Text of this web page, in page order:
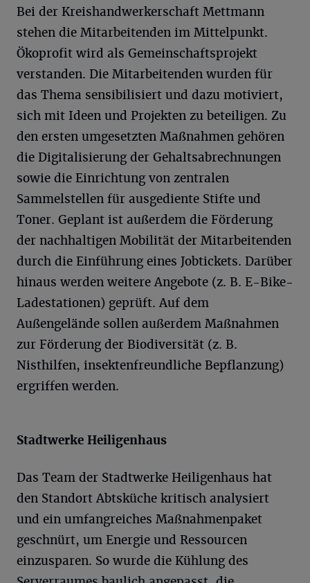
Bei der Kreishandwerkerschaft Mettmann
stehen die Mitarbeitenden im Mittelpunkt.
Ökoprofit wird als Gemeinschaftsprojekt
verstanden. Die Mitarbeitenden wurden für
das Thema sensibilisiert und dazu motiviert,
sich mit Ideen und Projekten zu beteiligen. Zu
den ersten umgesetzten Maßnahmen gehören
die Digitalisierung der Gehaltsabrechnungen
sowie die Einrichtung von zentralen
Sammelstellen für ausgediente Stifte und
Toner. Geplant ist außerdem die Förderung
der nachhaltigen Mobilität der Mitarbeitenden
durch die Einführung eines Jobtickets. Darüber
hinaus werden weitere Angebote (z. B. E-Bike-
Ladestationen) geprüft. Auf dem
Außengelände sollen außerdem Maßnahmen
zur Förderung der Biodiversität (z. B.
Nisthilfen, insektenfreundliche Bepflanzung)
ergriffen werden.
Stadtwerke Heiligenhaus
Das Team der Stadtwerke Heiligenhaus hat
den Standort Abtsküche kritisch analysiert
und ein umfangreiches Maßnahmenpaket
geschnürt, um Energie und Ressourcen
einzusparen. So wurde die Kühlung des